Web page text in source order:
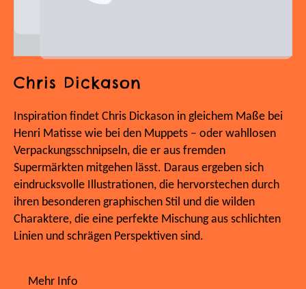
Chris Dickason
Inspiration findet Chris Dickason in gleichem Maße bei
Henri Matisse wie bei den Muppets – oder wahllosen
Verpackungsschnipseln, die er aus fremden
Supermärkten mitgehen lässt. Daraus ergeben sich
eindrucksvolle Illustrationen, die hervorstechen durch
ihren besonderen graphischen Stil und die wilden
Charaktere, die eine perfekte Mischung aus schlichten
Linien und schrägen Perspektiven sind.
Mehr Info